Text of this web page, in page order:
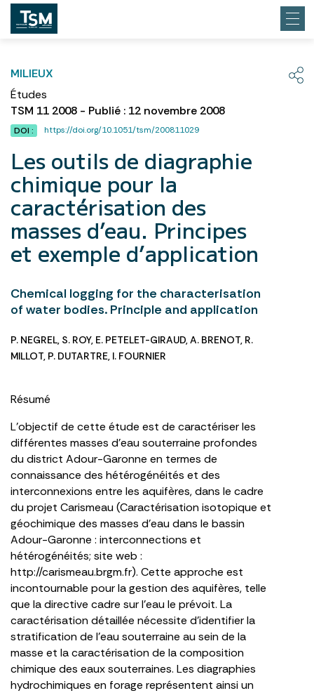
MILIEUX
Études
TSM 11 2008 - Publié : 12 novembre 2008
DOI : https://doi.org/10.1051/tsm/200811029
Les outils de diagraphie
chimique pour la
caractérisation des
masses d’eau. Principes
et exemple d’application
Chemical logging for the characterisation
of water bodies. Principle and application
P. NEGREL, S. ROY, E. PETELET-GIRAUD,A. BRENOT, R.
MILLOT, P. DUTARTRE, I. FOURNIER
Résumé
L’objectif de cette étude est de caractériser les
différentes masses d’eau souterraine profondes
du district Adour-Garonne en termes de
connaissance des hétérogénéités et des
interconnexions entre les aquifères, dans le cadre
du projet Carismeau (Caractérisation isotopique et
géochimique des masses d’eau dans le bassin
Adour-Garonne : interconnections et
hétérogénéités; site web :
http://carismeau.brgm.fr). Cette approche est
incontournable pour la gestion des aquifères, telle
que la directive cadre sur l’eau le prévoit. La
caractérisation détaillée nécessite d’identifier la
stratification de l’eau souterraine au sein de la
masse et la caractérisation de la composition
chimique des eaux souterraines. Les diagraphies
hydrochimiques en forage représentent ainsi un